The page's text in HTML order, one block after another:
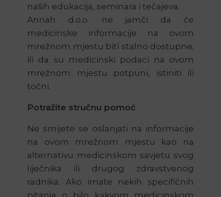
naših edukacija, seminara i tečajeva.
Annah d.o.o. ne jamči da će
medicinske informacije na ovom
mrežnom mjestu biti stalno dostupne;
ili da su medicinski podaci na ovom
mrežnom mjestu potpuni, istiniti ili
točni.
Potražite stručnu pomoć
Ne smijete se oslanjati na informacije
na ovom mrežnom mjestu kao na
alternativu medicinskom savjetu svog
liječnika ili drugog zdravstvenog
radnika. Ako imate nekih specifičnih